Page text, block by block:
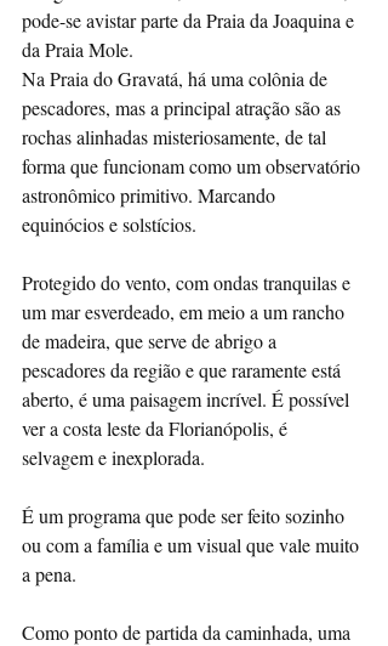
pode-se avistar parte da Praia da Joaquina e
da Praia Mole.
Na Praia do Gravatá, há uma colônia de
pescadores, mas a principal atração são as
rochas alinhadas misteriosamente, de tal
forma que funcionam como um observatório
astronômico primitivo. Marcando
equinócios e solstícios.
Protegido do vento, com ondas tranquilas e
um mar esverdeado, em meio a um rancho
de madeira, que serve de abrigo a
pescadores da região e que raramente está
aberto, é uma paisagem incrível. É possível
ver a costa leste da Florianópolis, é
selvagem e inexplorada.
É um programa que pode ser feito sozinho
ou com a família e um visual que vale muito
a pena.
Como ponto de partida da caminhada, uma